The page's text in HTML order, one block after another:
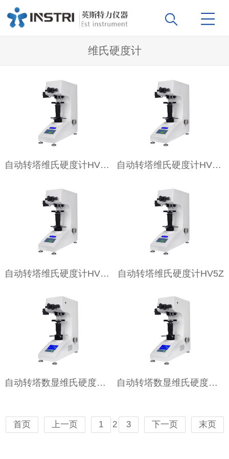
维氏硬度计
自动转塔维氏硬度计HV50Z 自动转塔维氏硬度计HV30Z
自动转塔维氏硬度计HV10Z 自动转塔维氏硬度计HV5Z
自动转塔数显维氏硬度计YHVS50Z 自动转塔数显维氏硬度计YHVS30Z
首页 上一页 1 2 3 下一页 末页